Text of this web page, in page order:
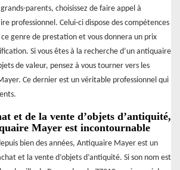
parents, choisissez de faire appel à
professionnel. Celui-ci dispose des compétences
genre de prestation et vous donnera un prix
Si vous êtes à la recherche d’un antiquaire
de valeur, pensez à vous tourner vers les
Ce dernier est un véritable professionnel qui
et de la vente d’objets d’antiquité,
Mayer est incontournable
bien des années, Antiquaire Mayer est un
et la vente d’objets d’antiquité. Si son nom est